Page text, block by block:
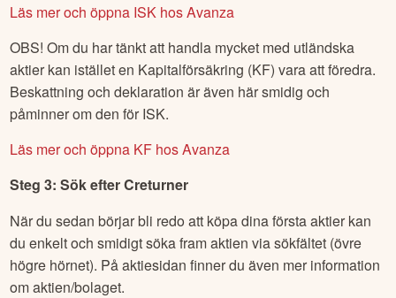
Läs mer och öppna ISK hos Avanza
OBS! Om du har tänkt att handla mycket med utländska
aktier kan istället en Kapitalförsäkring (KF) vara att föredra.
Beskattning och deklaration är även här smidig och
påminner om den för ISK.
Läs mer och öppna KF hos Avanza
Steg 3: Sök efterCreturner
När du sedan börjar bli redo att köpa dina första aktier kan
du enkelt och smidigt söka fram aktien via sökfältet (övre
högre hörnet). På aktiesidan finner du även mer information
om aktien/bolaget.